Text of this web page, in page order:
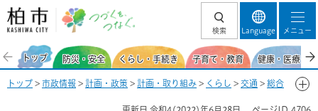
柏市 つづくを、
検索 Language メニュー
トップ 防災・安全 くらし・手続き 子育て・教育 健康・医療・
トップ > 市政情報 > 計画・政策 > 計画・取り組み > くらし > 交通 > 総合